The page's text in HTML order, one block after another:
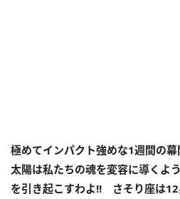
極めてインパクト強めな1週間の
太陽は私たちの魂を変容に導くよ
を引き起こすわよ!! さそり座は12